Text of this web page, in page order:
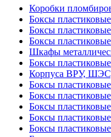
Коробки
Боксы
Боксы
Боксы
Шкафы
Боксы
Корпуса ВРУ,
Боксы
Боксы
Боксы
Боксы
Боксы